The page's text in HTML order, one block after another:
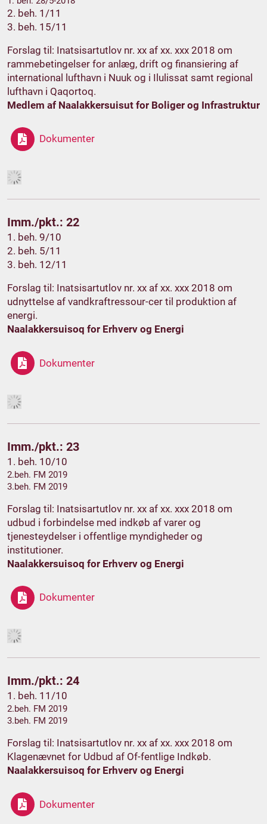
2. beh. 1/11
3. beh. 15/11
Forslag til: Inatsisartutlov nr. xx af xx. xxx 2018 om
rammebetingelser for anlæg, drift og finansiering af
international lufthavn i Nuuk og i Ilulissat samt regional
lufthavn i Qaqortoq.
Medlem af Naalakkersuisut for Boliger og Infrastruktur
Dokumenter
Imm./pkt.: 22
1. beh. 9/10
2. beh. 5/11
3. beh. 12/11
Forslag til: Inatsisartutlov nr. xx af xx. xxx 2018 om
udnyttelse af vandkraftressour-cer til produktion af
energi.
Naalakkersuisoq for Erhverv og Energi
Dokumenter
Imm./pkt.: 23
1. beh. 10/10
2.beh. FM 2019
3.beh. FM 2019
Forslag til: Inatsisartutlov nr. xx af xx. xxx 2018 om
udbud i forbindelse med indkøb af varer og
tjenesteydelser i offentlige myndigheder og
institutioner.
Naalakkersuisoq for Erhverv og Energi
Dokumenter
Imm./pkt.: 24
1. beh. 11/10
2.beh. FM 2019
3.beh. FM 2019
Forslag til: Inatsisartutlov nr. xx af xx. xxx 2018 om
Klagenævnet for Udbud af Of-fentlige Indkøb.
Naalakkersuisoq for Erhverv og Energi
Dokumenter